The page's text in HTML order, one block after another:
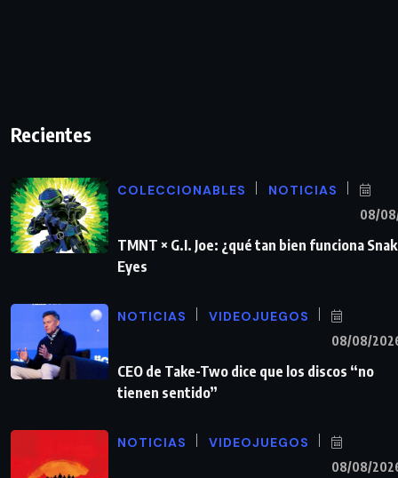
Recientes
COLECCIONABLES NOTICIAS
08/
TMNT × G.I. Joe: ¿qué tan bien funciona
Eyes
NOTICIAS VIDEOJUEGOS
08/08/
CEO de Take-Two dice que los discos “no
tienen sentido”
NOTICIAS VIDEOJUEGOS
08/08/